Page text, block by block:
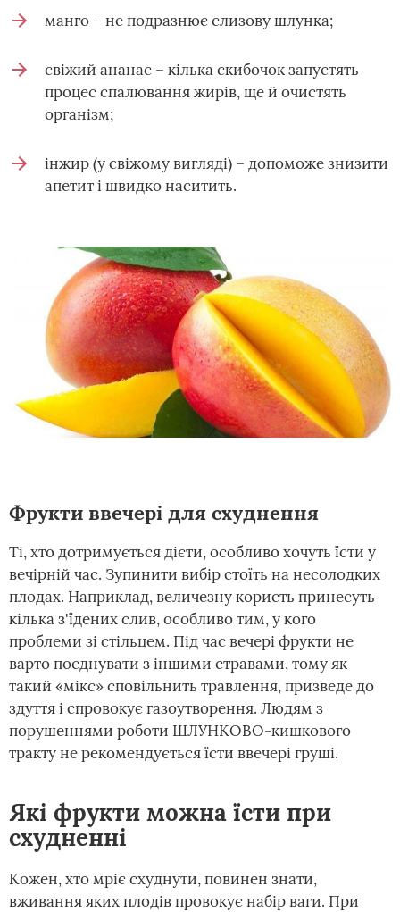
манго – не подразнює слизову шлунка;
свіжий ананас – кілька скибочок запустять
процес спалювання жирів, ще й очистять
організм;
інжир (у свіжому вигляді) – допоможе знизити
апетит і швидко наситить.
Фрукти ввечері для схуднення
Ті, хто дотримується дієти, особливо хочуть їсти у
вечірній час. Зупинити вибір стоїть на несолодких
плодах. Наприклад, величезну користь принесуть
кілька з'їдених слив, особливо тим, у кого
проблеми зі стільцем. Під час вечері фрукти не
варто поєднувати з іншими стравами, тому як
такий «мікс» сповільнить травлення, призведе до
здуття і спровокує газоутворення. Людям з
порушеннями роботи ШЛУНКОВО-кишкового
тракту не рекомендується їсти ввечері груші.
Які фрукти можна їсти при
схудненні
Кожен, хто мріє схуднути, повинен знати,
вживання яких плодів провокує набір ваги. При